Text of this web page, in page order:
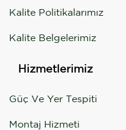
Kalite Politikalarımız
Kalite Belgelerimiz
Hizmetlerimiz
Güç Ve Yer Tespiti
Montaj Hizmeti